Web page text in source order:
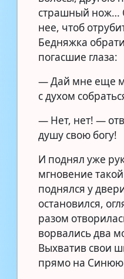
страшный нож…
нее, чтоб
Бедняжка
погасшие глаза:
— Дай мне еще
с духом
— Нет, нет! —
душу свою богу!
И поднял уже
мгновение
поднялся у
остановился,
разом
ворвались два
Выхватив свои
прямо на Синюю